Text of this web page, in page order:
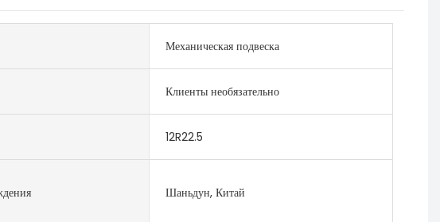
Механическая подвеска
Клиенты необязательно
12R22.5
Шаньдун, Китай